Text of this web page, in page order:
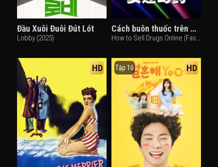
Đầu Xuôi Đuôi Đút Lót
Lobby (2025)
Cách buôn thuốc trên mạng (Nhanh chóng) (Phần 4)
How to Sell Drugs Online (Fast) (Season 4) (2025)
HD Tập 10 HD